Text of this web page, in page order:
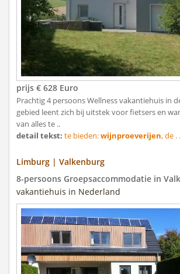
prijs € 628 Euro
Prachtig 4 persoons Wellness vakantiehuis in
gebied leent zich bij uitstek voor fietsers en
van alles te ..
detail tekst: te bieden:wijnproeverijen, de . .
Limburg | Valkenburg
8-persoons Groepsaccommodatie in
vakantiehuis in Nederland